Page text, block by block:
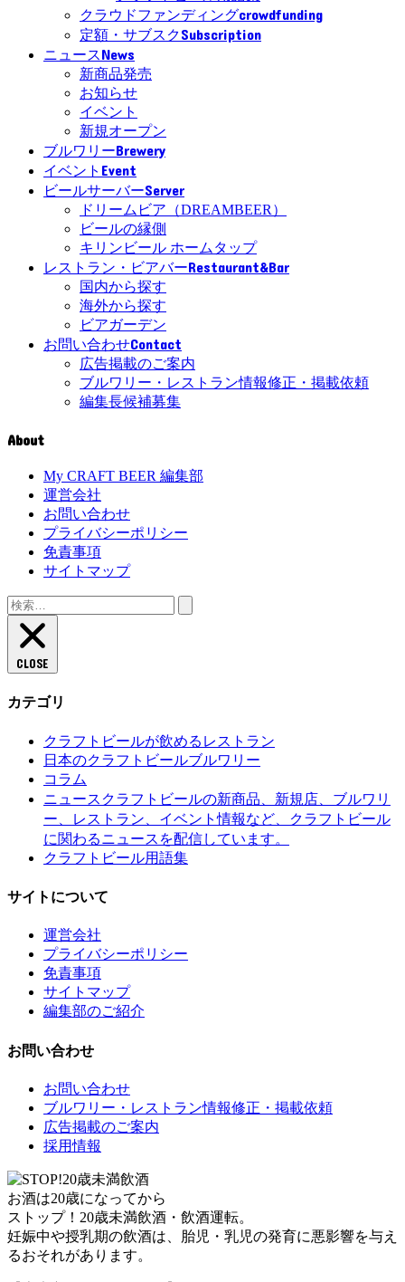
クラウドファンディングcrowdfunding
定額・サブスクSubscription
ニュースNews
新商品発売
お知らせ
イベント
新規オープン
ブルワリーBrewery
イベント Event
ビールサーバーServer
ドリームビア（DREAMBEER）
ビールの縁側
キリンビール ホームタップ
レストラン・ビアバーRestaurant&Bar
国内から探す
海外から探す
ビアガーデン
お問い合わせContact
広告掲載のご案内
ブルワリー・レストラン情報修正・掲載依頼
編集長候補募集
About
My CRAFT BEER 編集部
運営会社
お問い合わせ
プライバシーポリシー
免責事項
サイトマップ
検
索:
CLOSE
カテゴリ
クラフトビールが飲めるレストラン
日本のクラフトビールブルワリー
コラム
ニュース クラフトビールの新商品、新規店、ブルワリ
ー、レストラン、イベント情報など、クラフトビール
に関わるニュースを配信しています。
クラフトビール用語集
サイトについて
運営会社
プライバシーポリシー
免責事項
サイトマップ
編集部のご紹介
お問い合わせ
お問い合わせ
ブルワリー・レストラン情報修正・掲載依頼
広告掲載のご案内
採用情報
お酒は20歳になってから
ストップ！20歳未満飲酒・飲酒運転。
妊娠中や授乳期の飲酒は、胎児・乳児の発育に悪影響を与え
るおそれがあります。